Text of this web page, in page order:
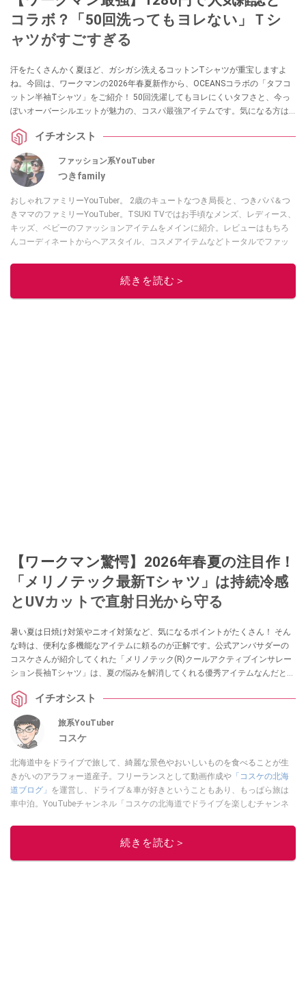
コラボ？「50回洗ってもヨレない」Ｔシ
ャツがすごすぎる
汗をたくさんかく夏ほど、ガシガシ洗えるコットンTシャツが重宝しますよ
ね。今回は、ワークマンの2026年春夏新作から、OCEANSコラボの「タフコ
ットン半袖Tシャツ」をご紹介！ 50回洗濯してもヨレにくいタフさと、今っ
ぽいオーバーシルエットが魅力の、コスパ最強アイテムです。気になる方は
イチオシスト
ファッション系YouTuber
つきfamily
おしゃれファミリーYouTuber。 2歳のキュートなつき局長と、つきパパ＆つ
きママのファミリーYouTuber。TSUKI TVではお手頃なメンズ、レディース、
キッズ、ベビーのファッションアイテムをメインに紹介。レビューはもちろ
んコーディネートからヘアスタイル、コスメアイテムなどトータルでファッ
このイチオシストの他の記事を読む
続きを読む＞
【ワークマン驚愕】2026年春夏の注目作！
「メリノテック最新Tシャツ」は持続冷感
とUVカットで直射日光から守る
暑い夏は日焼け対策やニオイ対策など、気になるポイントがたくさん！ そん
な時は、便利な多機能なアイテムに頼るのが正解です。公式アンバサダーの
コスケさんが紹介してくれた「メリノテック(R)クールアクティブインサレー
ション長袖Tシャツ」は、夏の悩みを解消してくれる優秀アイテムなんだと
イチオシスト
旅系YouTuber
コスケ
北海道中をドライブで旅して、綺麗な景色やおいしいものを食べることが生
きがいのアラフォー道産子。フリーランスとして動画作成や 「コスケの北海
道ブログ」 を運営し、ドライブ＆車が好きということもあり、もっぱら旅は
車中泊。YouTubeチャンネル「コスケの北海道でドライブを楽しむチャンネ
も配信中。
続きを読む＞